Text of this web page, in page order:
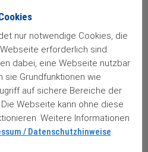
unter Allzeithoch –
Prozent Dividendenrendite.
im April fließen 3,10 Franken
noch nie.
nur notwendige Cookies, die
erforderlich sind.
dabei, eine Webseite nutzbar
sie Grundfunktionen wie
auf sichere Bereiche der
Webseite kann ohne diese
Weitere Informationen
/ Datenschutzhinweise.